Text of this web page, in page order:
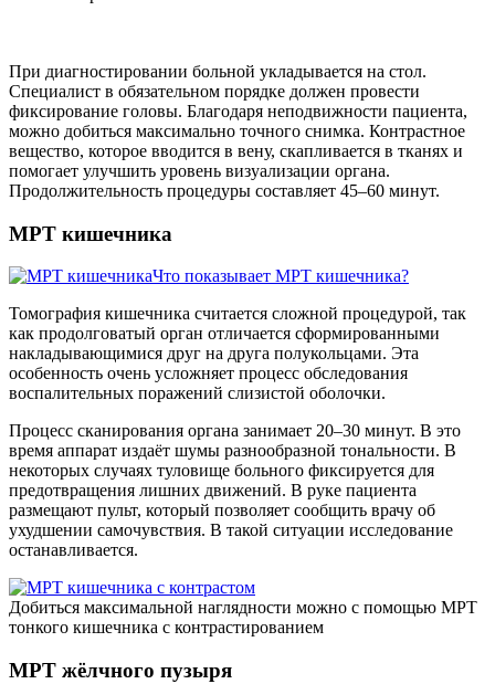
При диагностировании больной укладывается на стол.
Специалист в обязательном порядке должен провести
фиксирование головы. Благодаря неподвижности пациента,
можно добиться максимально точного снимка. Контрастное
вещество, которое вводится в вену, скапливается в тканях и
помогает улучшить уровень визуализации органа.
Продолжительность процедуры составляет 45–60 минут.
МРТ кишечника
Что показывает МРТ кишечника?
Томография кишечника считается сложной процедурой, так
как продолговатый орган отличается сформированными
накладывающимися друг на друга полукольцами. Эта
особенность очень усложняет процесс обследования
воспалительных поражений слизистой оболочки.
Процесс сканирования органа занимает 20–30 минут. В это
время аппарат издаёт шумы разнообразной тональности. В
некоторых случаях туловище больного фиксируется для
предотвращения лишних движений. В руке пациента
размещают пульт, который позволяет сообщить врачу об
ухудшении самочувствия. В такой ситуации исследование
останавливается.
Добиться максимальной наглядности можно с помощью МРТ
тонкого кишечника с контрастированием
МРТ жёлчного пузыря